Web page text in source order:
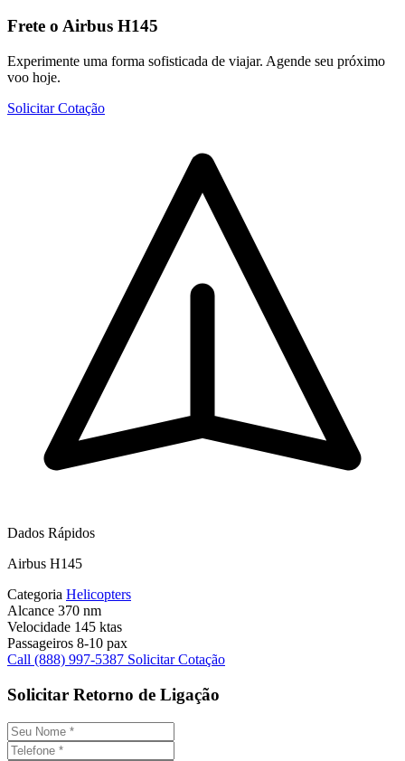
Frete o Airbus H145
Experimente uma forma sofisticada de viajar. Agende seu próximo
voo hoje.
Solicitar Cotação
Dados Rápidos
Airbus H145
Categoria Helicopters
Alcance 370 nm
Velocidade 145 ktas
Passageiros 8-10 pax
Call (888) 997-5387 Solicitar Cotação
Solicitar Retorno de Ligação